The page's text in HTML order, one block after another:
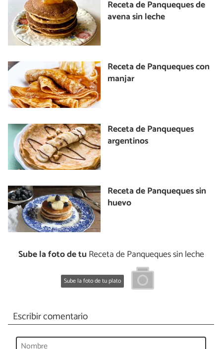
Receta de Panqueques de
avena sin leche
Receta de Panqueques con
manjar
Receta de Panqueques
argentinos
Receta de Panqueques sin
huevo
Sube la foto de tu Receta de Panqueques sin leche
Sube la foto de tu plato
Escribir comentario